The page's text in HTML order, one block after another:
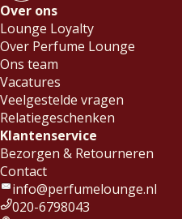
Over ons
Lounge Loyalty
Over Perfume Lounge
Ons team
Vacatures
Veelgestelde vragen
Relatiegeschenken
Klantenservice
Bezorgen & Retourneren
Contact
info@perfumelounge.nl
020-6798043